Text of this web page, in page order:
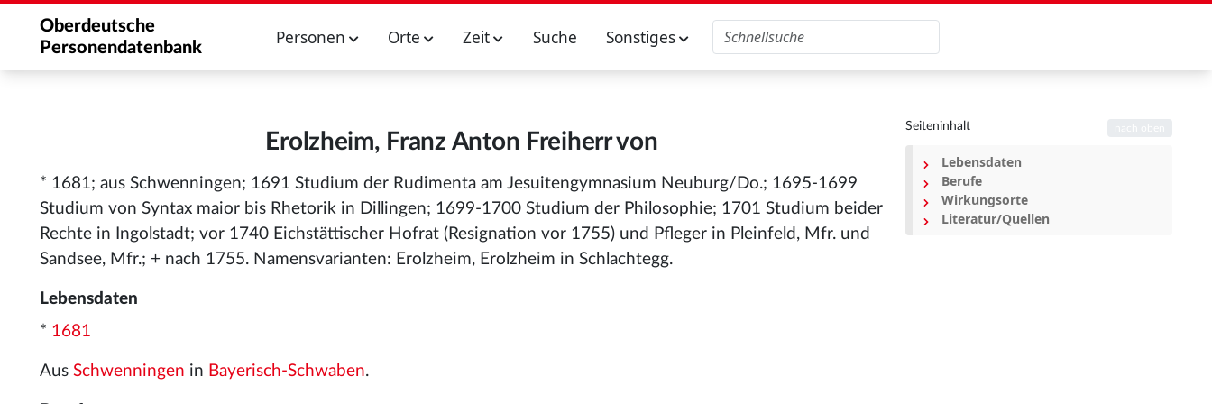
Oberdeutsche
Personendatenbank
Personen Orte Zeit Suche Sonstiges
Erolzheim, Franz Anton Freiherr von
* 1681; aus Schwenningen; 1691 Studium der Rudimenta am Jesuitengymnasium Neuburg/Do.; 1695-1699
Studium von Syntax maior bis Rhetorik in Dillingen; 1699-1700 Studium der Philosophie; 1701 Studium beider
Rechte in Ingolstadt; vor 1740 Eichstättischer Hofrat (Resignation vor 1755) und Pfleger in Pleinfeld, Mfr. und
Sandsee, Mfr.; + nach 1755. Namensvarianten: Erolzheim, Erolzheim in Schlachtegg.
Lebensdaten
* 1681
Aus Schwenningen in Bayerisch-Schwaben.
Seiteninhalt
Lebensdaten
Berufe
Wirkungsorte
Literatur/Quellen